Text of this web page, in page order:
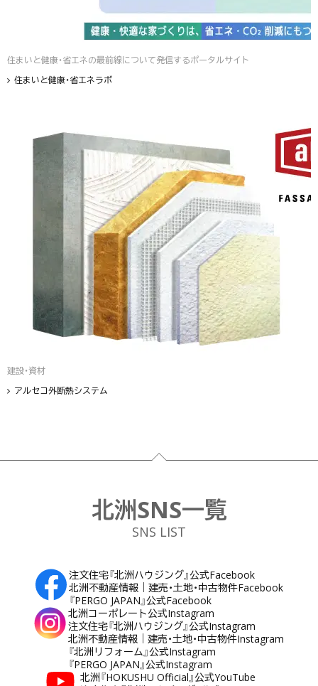
住まいと健康・省エネの最前線について発信するポータルサイト
住まいと健康・省エネラボ
建設・資材
アルセコ外断熱システム
フッター
北洲SNS一覧
SNS LIST
注文住宅『北洲ハウジング』公式Facebook
北洲不動産情報｜建売・土地・中古物件Facebook
『PERGO JAPAN』公式Facebook
北洲コーポレート公式Instagram
注文住宅『北洲ハウジング』公式Instagram
北洲不動産情報｜建売・土地・中古物件Instagram
『北洲リフォーム』公式Instagram
『PERGO JAPAN』公式Instagram
北洲『HOKUSHU Official』公式YouTube